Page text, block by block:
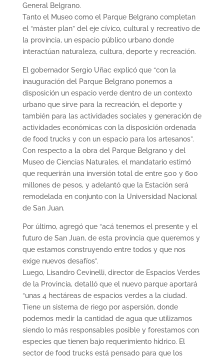
General Belgrano.
Tanto el Museo como el Parque Belgrano completan
el “máster plan” del eje cívico, cultural y recreativo de
la provincia, un espacio público urbano donde
interactúan naturaleza, cultura, deporte y recreación.
El gobernador Sergio Uñac explicó que “con la
inauguración del Parque Belgrano ponemos a
disposición un espacio verde dentro de un contexto
urbano que sirve para la recreación, el deporte y
también para las actividades sociales y generación de
actividades económicas con la disposición ordenada
de food trucks y con un espacio para los artesanos”.
Con respecto a la obra del Parque Belgrano y del
Museo de Ciencias Naturales, el mandatario estimó
que requerirán una inversión total de entre 500 y 600
millones de pesos, y adelantó que la Estación será
remodelada en conjunto con la Universidad Nacional
de San Juan.
Por último, agregó que “acá tenemos el presente y el
futuro de San Juan, de esta provincia que queremos y
que estamos construyendo entre todos y que nos
exige nuevos desafíos”.
Luego, Lisandro Cevinelli, director de Espacios Verdes
de la Provincia, detalló que el nuevo parque aportará
“unas 4 hectáreas de espacios verdes a la ciudad.
Tiene un sistema de riego por aspersión, donde
podemos medir la cantidad de agua que utilizamos
siendo lo más responsables posible y forestamos con
especies que tienen bajo requerimiento hídrico. El
sector de food trucks está pensado para que los